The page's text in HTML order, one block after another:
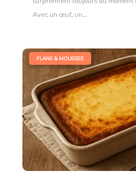
Avec un œuf, un...
FLANS & MOUSSES